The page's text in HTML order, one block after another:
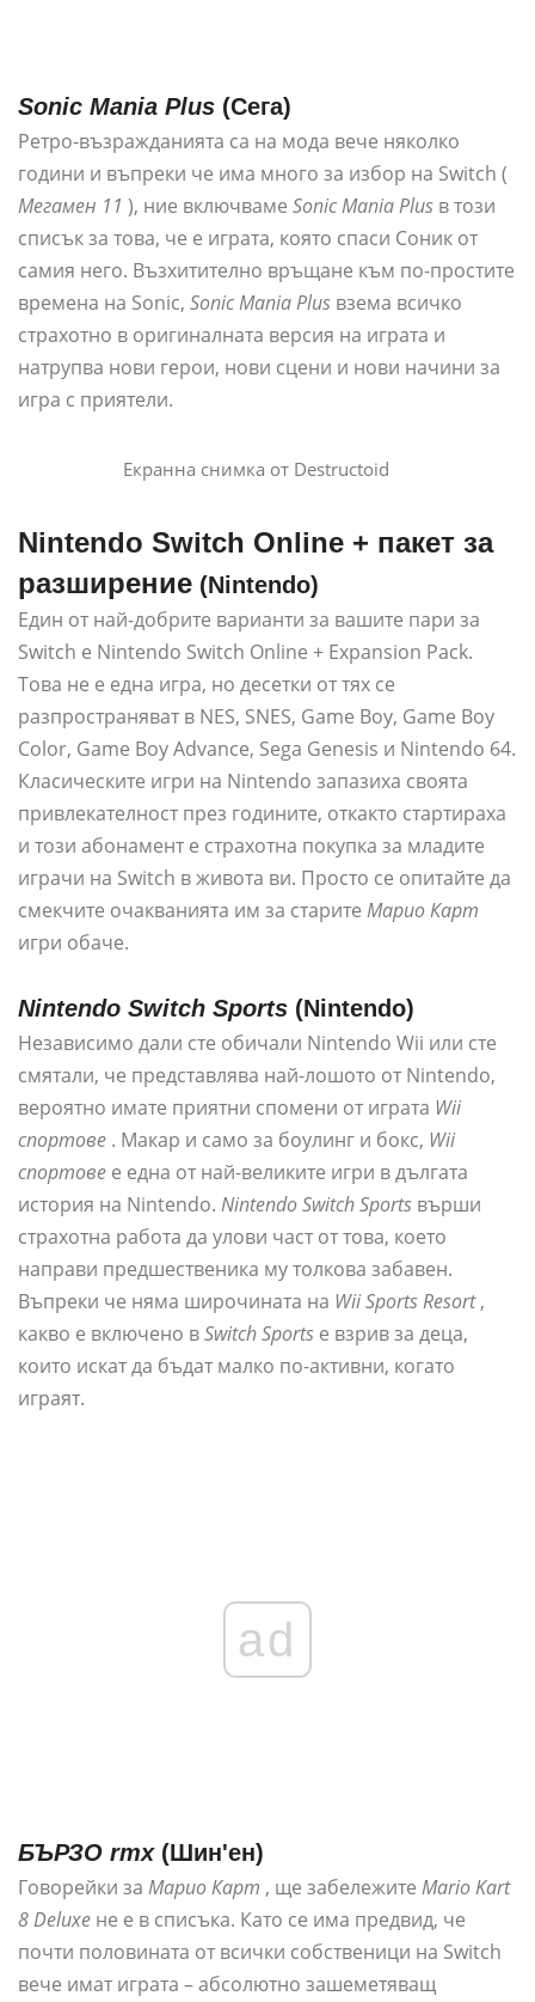
Sonic Mania Plus (Сега)
Ретро-възражданията са на мода вече няколко
години и въпреки че има много за избор на Switch (
Мегамен 11 ), ние включваме Sonic Mania Plus в този
списък за това, че е играта, която спаси Соник от
самия него. Възхитително връщане към по-простите
времена на Sonic, Sonic Mania Plus взема всичко
страхотно в оригиналната версия на играта и
натрупва нови герои, нови сцени и нови начини за
игра с приятели.
Екранна снимка от Destructoid
Nintendo Switch Online + пакет за
разширение (Nintendo)
Един от най-добрите варианти за вашите пари за
Switch е Nintendo Switch Online + Expansion Pack.
Това не е една игра, но десетки от тях се
разпространяват в NES, SNES, Game Boy, Game Boy
Color, Game Boy Advance, Sega Genesis и Nintendo 64.
Класическите игри на Nintendo запазиха своята
привлекателност през годините, откакто стартираха
и този абонамент е страхотна покупка за младите
играчи на Switch в живота ви. Просто се опитайте да
смекчите очакванията им за старите Марио Карт
игри обаче.
Nintendo Switch Sports (Nintendo)
Независимо дали сте обичали Nintendo Wii или сте
смятали, че представлява най-лошото от Nintendo,
вероятно имате приятни спомени от играта Wii
спортове . Макар и само за боулинг и бокс, Wii
спортове е една от най-великите игри в дългата
история на Nintendo. Nintendo Switch Sports върши
страхотна работа да улови част от това, което
направи предшественика му толкова забавен.
Въпреки че няма широчината на Wii Sports Resort,
какво е включено вSwitch Sports е взрив за деца,
които искат да бъдат малко по-активни, когато
играят.
ad
БЪРЗО rmx(Шин'ен)
Говорейки за Марио Карт , ще забележите Mario Kart
8 Deluxe не е в списъка. Като се има предвид, че
почти половината от всички собственици на Switch
вече имат играта – абсолютно зашеметяващ